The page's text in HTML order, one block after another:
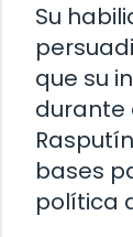
Su
que su
durante
bases
política